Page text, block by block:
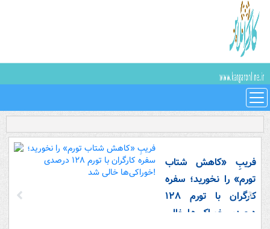
فریبِ «کاهش شتاب
تورم» را نخورید؛ سفره
کارگران با تورم ۱۲۸
درصدی خوراکی‌ها خالی